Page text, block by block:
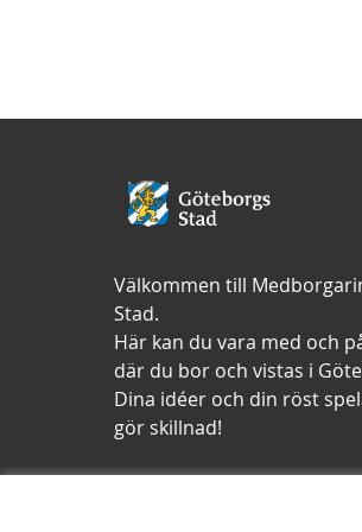
Välkommen till
Stad.
Här kan du vara med och
där du bor och vistas i
Dina idéer och din röst
gör skillnad!